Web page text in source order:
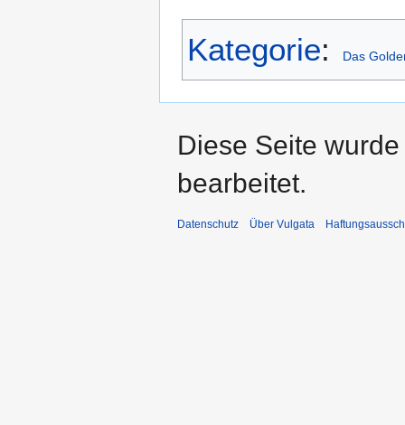
Kategorie: Das
Diese Seite
bearbeitet.
Datenschutz Über Vulgata